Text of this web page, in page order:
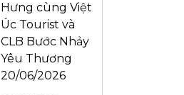
Hưng cùng Việt
Úc Tourist và
CLB Bước Nhảy
Yêu Thương
20/06/2026